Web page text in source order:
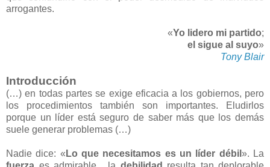
arrogantes.
«Yo lidero mi partido;
el sigue al suyo»
Tony Blair
Introducción
(…) en todas partes se exige eficacia a los gobiernos, pero
los procedimientos también son importantes. Eludirlos
porque un líder está seguro de saber más que los demás
suele generar problemas (…)
Nadie dice: « Lo que necesitamos es un líder débil ». La